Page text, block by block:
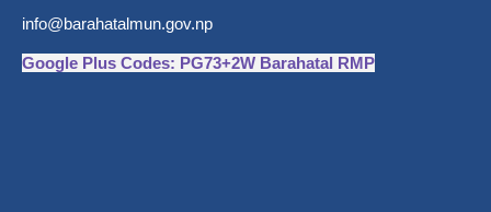
info@barahatalmun.gov.np
Google Plus Codes: PG73+2W Barahatal RMP